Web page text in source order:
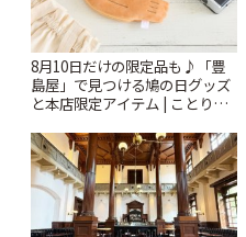
8月10日だけの限定品も♪「豊
島屋」で見つける鳩の日グッズ
と本店限定アイテム | ことりっ